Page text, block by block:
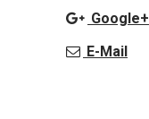
Google+
E-Mail